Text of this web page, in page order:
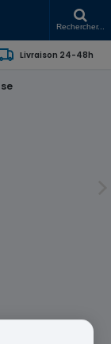
Rechercher...
Livraison 24-48h